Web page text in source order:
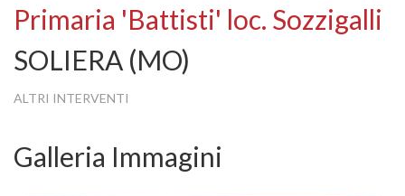
SI
Primaria 'Battisti' loc. Sozzigalli
SOLIERA (MO)
ALTRI INTERVENTI
Galleria Immagini